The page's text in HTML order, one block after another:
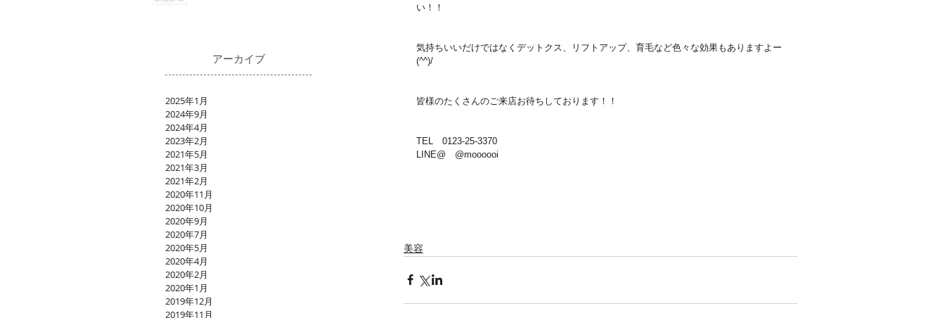
​アーカイブ
2025年1月
2024年9月
2024年4月
2023年2月
2021年5月
2021年3月
2021年2月
2020年11月
2020年10月
2020年9月
2020年7月
2020年5月
2020年4月
2020年2月
2020年1月
2019年12月
2019年11月
い！！
気持ちいいだけではなくデットクス、リフトアップ、育毛など色々な効果もありますよー
(^^)/
皆様のたくさんのご来店お待ちしております！！
TEL　0123-25-3370
LINE@　@moooooi
美容